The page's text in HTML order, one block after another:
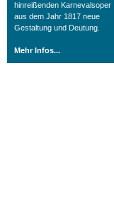
hinreißenden Karnevalsoper
aus dem Jahr 1817 neue
Gestaltung und Deutung.
Mehr Infos...